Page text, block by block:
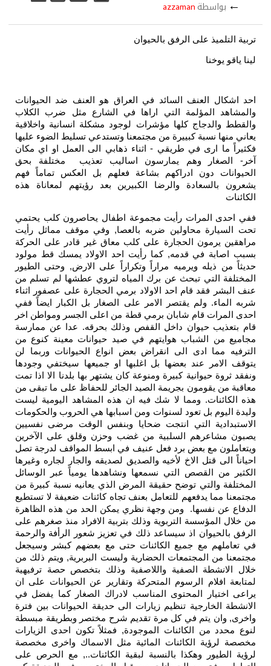
← بواسطة azzaman
تربية التلميذ على الرفق بالحيوان
لينا ياقو يوخنا
احد اشكال العنف السائد في العراق هو العنف ضد الحيوانات
والمشاهد المؤلمة التي اراها في الشارع مثل ضرب الكلاب
والقطط والدجاج كلها مؤشرات لوجود مشكلة انسانية واخلاقية
يعاني منها نسبة كبييرة من مجتمعنا وتستدعي تسليط الضوء عليها
فكثيراً ما ارى في طريقي - اثناء ذهابي الى العمل او اي مكان
آخر- الصغار وهم يمارسون اساليب تعذيب مختلفة بحق
الحيوانات دون ادراكهم بشاعة فعلهم بل العكس تماماً فهم
يشعرون بالسعادة والرضا الكبيرين بعد رؤيتهم لمعاناة هذه
الكائنات
ففي احدى المرات رأيت مجموعة اطفال يحاصرون كلب يحتمي
تحت السيارة محاولين ضربه بالعصا, وفي موقف مماثل رأيت
مراهقين يرمون الحجارة على كلب معاق غير قادر على الحركة
بسبب اصابة في قدمه, كما رأيت احد الاولاد يمسك قط مولود
حديثاً من ذيله ويرميه مراراً وتكراراً على الارض, وحتى الطيور
المختلفة التي تبحث عن برك المياه لتروي عطشها لم تسلم من
عنف البشر فقد قام احد الاولاد برمي الحجارة على عصفور اثناء
شربه الماء. ولم يقتصر الامر على الصغار بل الكبار ايضاً ففي
احدى المرات قام شابان برمي قطة من اعلى الجسر ومواطن اخر
قام بتعذيب حيوان داخل القفص وذلك بحرقه. عدا عن ممارسة
مجاميع من الشباب هوايتهم في صيد حيوانات معينة كنوع من
الترفيه مما ادى الى انقراض بعض انواع الحيوانات وربما لن
يتوقف الامر عند بعضها بل اغلبها او جميعها سيختفي وجودها
ونفقد ثروة حيوانية كبيرة ومنوعة كان يشتهر بها بلدنا الا اذا تمت
معاقبة من يقومون بجريمة الصيد الجائر للحفاظ على ما تبقى من
هذه الكائنات. ومما لا شك فيه ان هذه المشاهد اليومية ليست
وليدة اليوم بل تعود لسنوات ومن اسبابها هي الحروب والحكومات
الاستبدادية التي انتجت ضحايا وبنفس الوقت مرضى نفسيين
يصبون مشاعرهم السلبية من غضب وحزن وقلق على الآخرين
ويتعاملون مع بعض برد فعل عنيف في ابسط المواقف لدرجة تصل
احياناً الى قتل الاخ لأخيه والصديق لصديقه والجار لجاره وغيرها
الكثير من القصص التي نسمعها ونشاهدها يومياً عبر الوسائل
المختلفة والتي توضح حقيقة المرض الذي يعانيه نسبة كبيرة من
مجتمعنا مما يدفعهم للتعامل بعنف تجاه كائنات ضعيفة لا تستطيع
الدفاع عن نفسها. ومن وجهة نظري يمكن الحد من هذه الظاهرة
من خلال المؤسسة التربوية وذلك بتربية الافراد منذ صغرهم على
الرفق بالحيوان اذ سيساعد ذلك في تعزيز شعور الرأفة والرحمة
في تعاملهم مع جميع الكائنات حتى مع بعضهم كبشر وسيجعل
مجتمعنا من المجتمعات الحضارية وليست البربرية, ويتم ذلك من
خلال الانشطة الصفية واللاصفية وذلك بتخصص حصة ترفيهية
لمتابعة افلام الرسوم المتحركة وتقارير عن الحيوانات على ان
يراعى اختيار المحتوى المناسب لادراك الصغار كما يفضل في
الانشطة الخارجية تنظيم زيارات الى حديقة الحيوانات بين فترة
واخرى, وان يتم في كل مرة تقديم شرح مختصر وبطريقة مبسطة
لنوع محدد من الكائنات الموجودة, فمثلاً تكون احدى الزيارات
مخصصة لرؤية الكائنات المائية مثل الاسماك واخرى مخصصة
لرؤية الطيور وهكذا بالنسبة لبقية الكائنات.., مع الحرص على